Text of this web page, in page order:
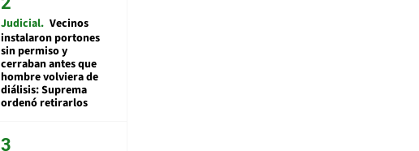
Judicial Vecinos
instalaron portones
sin permiso y
cerraban antes que
hombre volviera de
diálisis: Suprema
ordenó retirarlos